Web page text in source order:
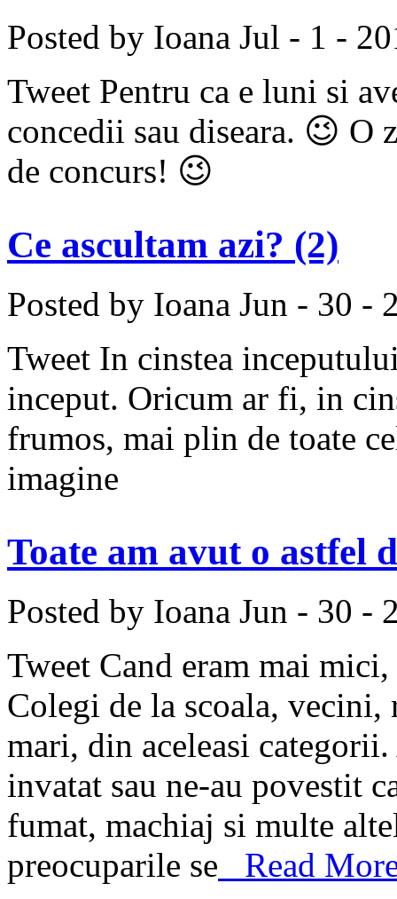
Posted by Ioana Jul - 1 -
Tweet Pentru ca e luni si
concedii sau diseara. 😉 O
de concurs! 😉
Ce ascultam azi? (2)
Posted by Ioana Jun - 30 -
Tweet In cinstea
inceput. Oricum ar fi, in
frumos, mai plin de toate
imagine
Toate am avut o astfel
Posted by Ioana Jun - 30 -
Tweet Cand eram mai
Colegi de la scoala,
mari, din aceleasi
invatat sau ne-au povestit
fumat, machiaj si multe
preocuparile se Read